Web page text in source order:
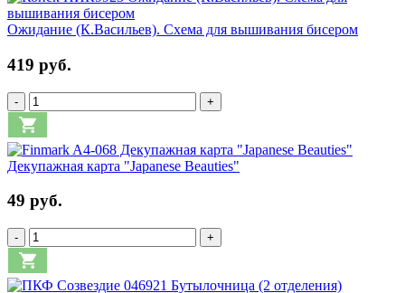
Ожидание (К.Васильев). Схема для вышивания бисером
419 руб.
- +
Декупажная карта "Japanese Beauties"
49 руб.
- +